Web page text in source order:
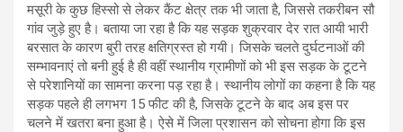
मसूरी के कुछ हिस्सो से लेकर कैंट क्षेत्र तक भी जाता है, जिससे तकरीबन सौ
गांव जुड़े हुए है। बताया जा रहा है कि यह सड़क शुक्रवार देर रात आयी भारी
बरसात के कारण बुरी तरह क्षतिग्रस्त हो गयी। जिसके चलते दुर्घटनाओं की
सम्भावनाएं तो बनी हुई है ही वहीं स्थानीय ग्रामीणों को भी इस सड़क के टूटने
से परेशानियों का सामना करना पड़ रहा है। स्थानीय लोगों का कहना है कि यह
सड़क पहले ही लगभग 15 फीट की है, जिसके टूटने के बाद अब इस पर
चलने में खतरा बना हुआ है। ऐसे में जिला प्रशासन को सोचना होगा कि इस